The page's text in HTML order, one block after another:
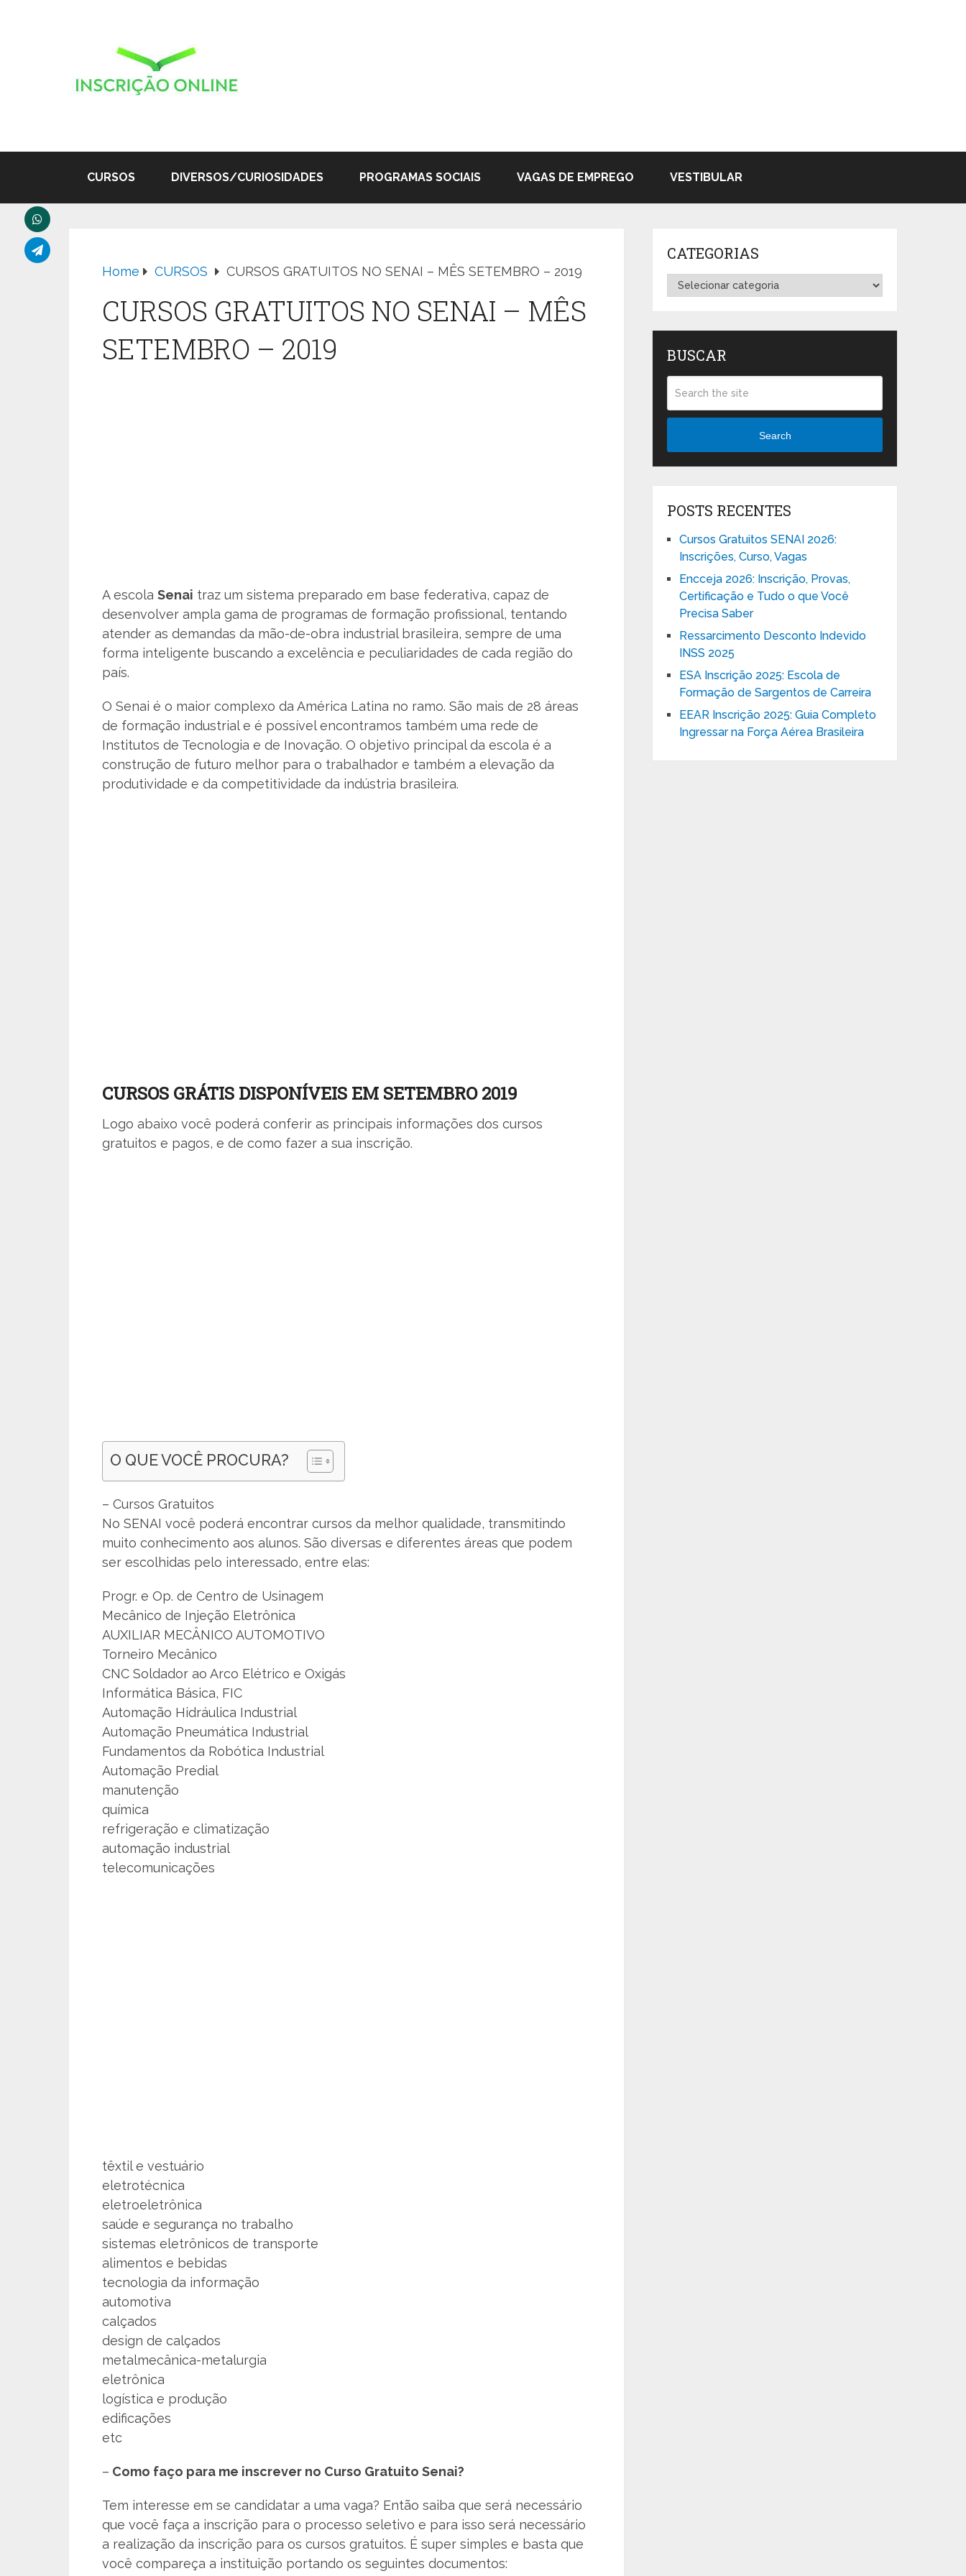
CURSOS DIVERSOS/CURIOSIDADES PROGRAMAS SOCIAIS VAGAS DE EMPREGO VESTIBULAR
Home CURSOS CURSOS GRATUITOS NO SENAI – MÊS SETEMBRO – 2019
CURSOS GRATUITOS NO SENAI – MÊS
SETEMBRO – 2019
A escola Senai traz um sistema preparado em base federativa, capaz de
desenvolver ampla gama de programas de formação profissional, tentando
atender as demandas da mão-de-obra industrial brasileira, sempre de uma
forma inteligente buscando a excelência e peculiaridades de cada região do
país.
O Senai é o maior complexo da América Latina no ramo. São mais de 28 áreas
de formação industrial e é possível encontramos também uma rede de
Institutos de Tecnologia e de Inovação. O objetivo principal da escola é a
construção de futuro melhor para o trabalhador e também a elevação da
produtividade e da competitividade da indústria brasileira.
CURSOS GRÁTIS DISPONÍVEIS EM SETEMBRO 2019
Logo abaixo você poderá conferir as principais informações dos cursos
gratuitos e pagos, e de como fazer a sua inscrição.
O QUE VOCÊ PROCURA?
– Cursos Gratuitos
No SENAI você poderá encontrar cursos da melhor qualidade, transmitindo
muito conhecimento aos alunos. São diversas e diferentes áreas que podem
ser escolhidas pelo interessado, entre elas:
Progr. e Op. de Centro de Usinagem
Mecânico de Injeção Eletrônica
AUXILIAR MECÂNICO AUTOMOTIVO
Torneiro Mecânico
CNC Soldador ao Arco Elétrico e Oxigás
Informática Básica, FIC
Automação Hidráulica Industrial
Automação Pneumática Industrial
Fundamentos da Robótica Industrial
Automação Predial
manutenção
química
refrigeração e climatização
automação industrial
telecomunicações
têxtil e vestuário
eletrotécnica
eletroeletrônica
saúde e segurança no trabalho
sistemas eletrônicos de transporte
alimentos e bebidas
tecnologia da informação
automotiva
calçados
design de calçados
metalmecânica-metalurgia
eletrônica
logística e produção
edificações
etc
– Como faço para me inscrever no Curso Gratuito Senai?
Tem interesse em se candidatar a uma vaga? Então saiba que será necessário
que você faça a inscrição para o processo seletivo e para isso será necessário
a realização da inscrição para os cursos gratuitos. É super simples e basta que
você compareça a instituição portando os seguintes documentos:
CATEGORIAS
Categorias
BUSCAR
Search
POSTS RECENTES
Cursos Gratuitos SENAI 2026:
Inscrições, Curso, Vagas
Encceja 2026: Inscrição, Provas,
Certificação e Tudo o que Você
Precisa Saber
Ressarcimento Desconto Indevido
INSS 2025
ESA Inscrição 2025: Escola de
Formação de Sargentos de Carreira
EEAR Inscrição 2025: Guia Completo
Ingressar na Força Aérea Brasileira